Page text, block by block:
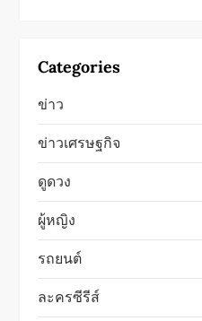
Categories
ข่าว
ข่าวเศรษฐกิจ
ดูดวง
ผู้หญิง
รถยนต์
ละครซีรีส์